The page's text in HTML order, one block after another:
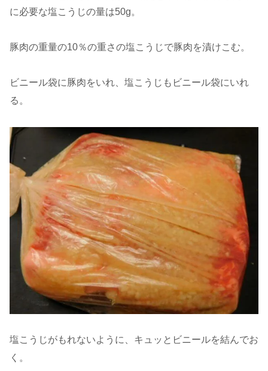
に必要な塩こうじの量は50g。
豚肉の重量の10％の重さの塩こうじで豚肉を漬けこむ。
ビニール袋に豚肉をいれ、塩こうじもビニール袋にいれ
る。
塩こうじがもれないように、キュッとビニールを結んでお
く。